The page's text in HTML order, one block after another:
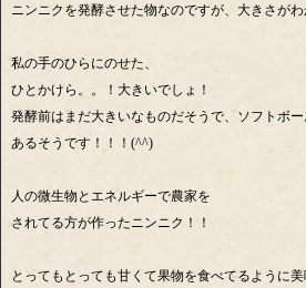
ニンニクを発酵させた物なのですが、大きさが
私の手のひらにのせた、
ひとかけら。。！大きいでしょ！
発酵前はまだ大きいなものだそうで、ソフトボ
あるそうです！！！(^^)
人の微生物とエネルギーで農家を
されてる方が作ったニンニク！！
とってもとっても甘くて果物を食べてるように